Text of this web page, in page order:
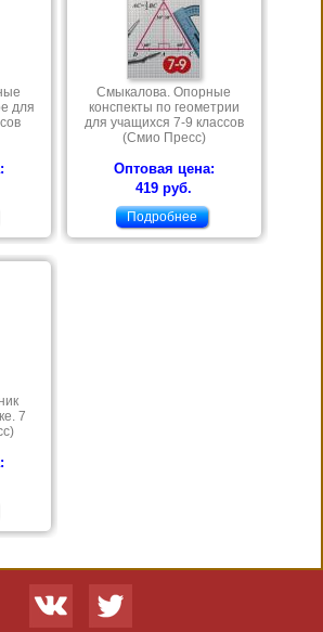
для
Смыкалова. Опорные
конспекты по геометрии
для учащихся 7-9 классов
(Смио Пресс)
Оптовая цена:
419 руб.
Подробнее
7